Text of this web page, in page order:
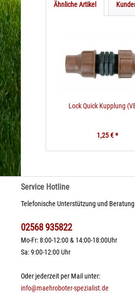
Ähnliche Artikel
Lock Quick Kupplung
1,25 € *
Service Hotline
Telefonische Unterstützung und
02568 935822
Mo-Fr: 8:00-12:00 & 14:00-18:00Uhr
Sa: 9:00-12:00 Uhr
Oder jederzeit per Mail unter:
info@maehroboter-spezialist.de